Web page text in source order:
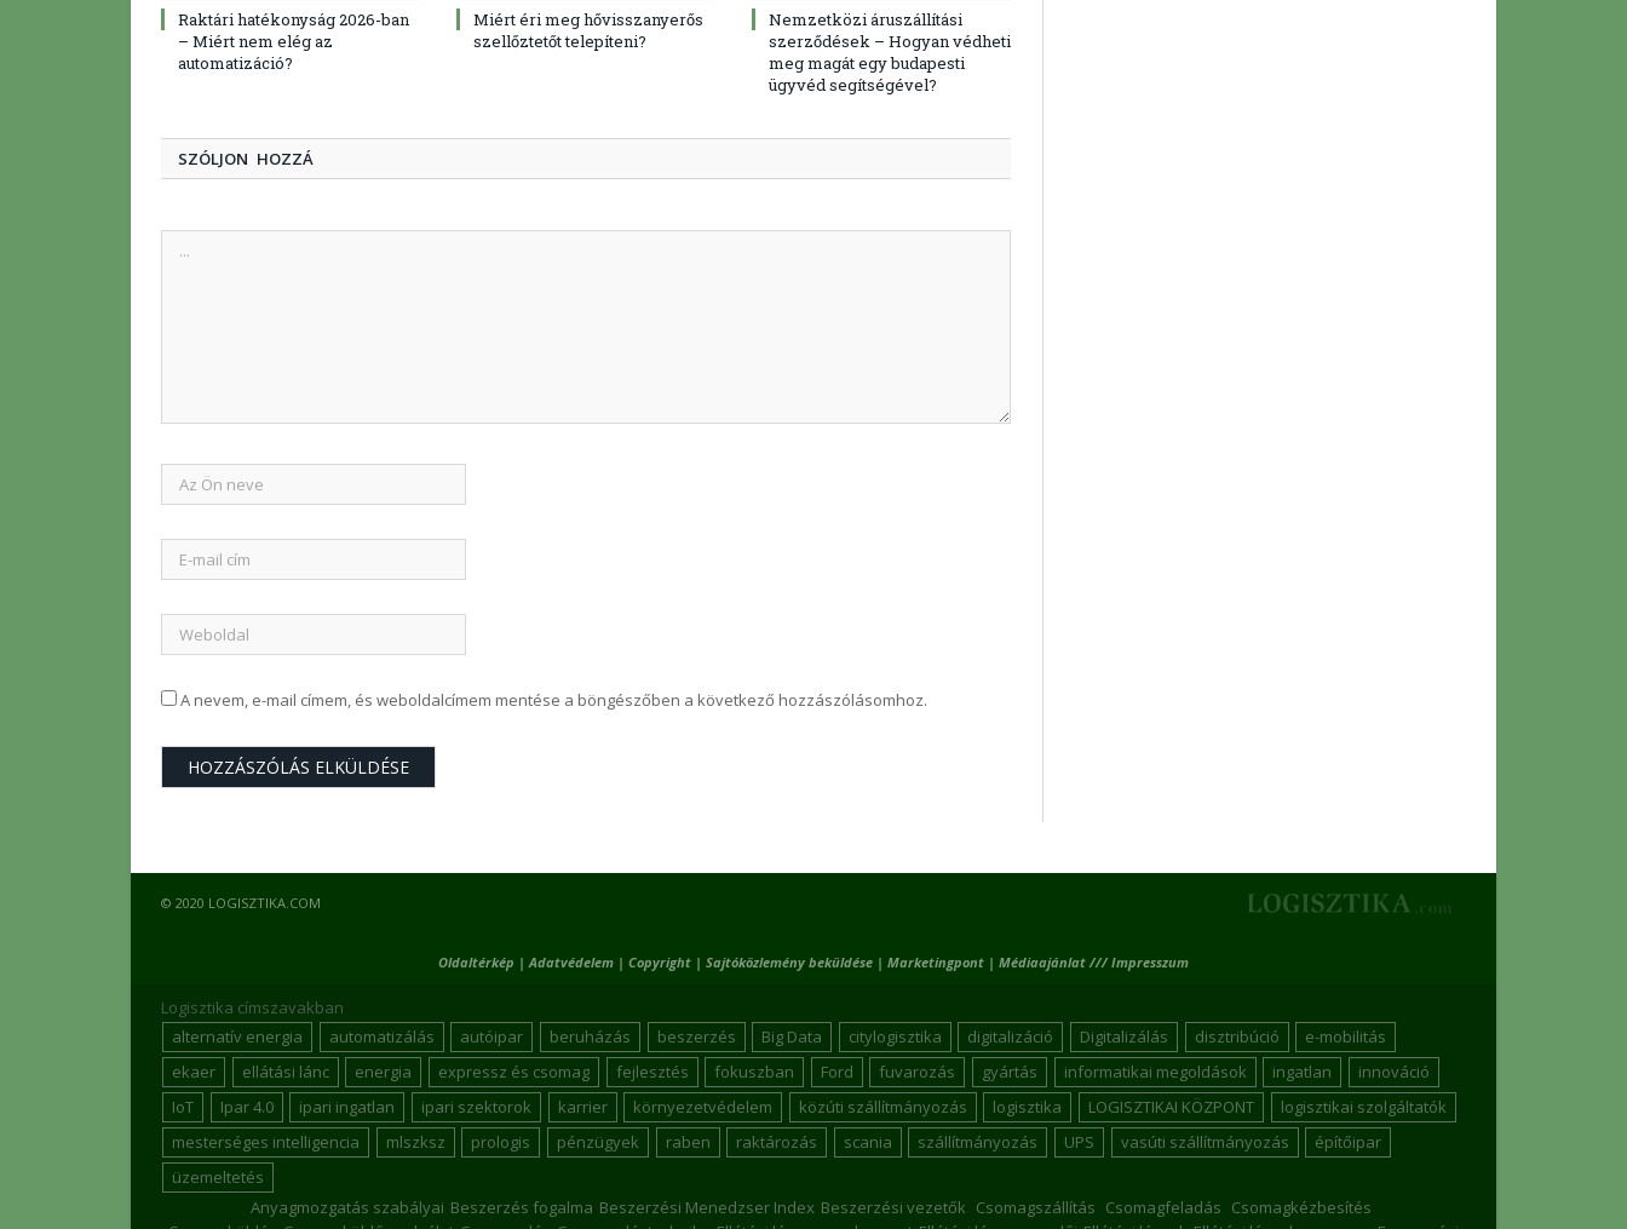
Raktári hatékonyság 2026-ban
– Miért nem elég az
automatizáció?
Miért éri meg hővisszanyerős
szellőztetőt telepíteni?
Nemzetközi áruszállítási
szerződések – Hogyan védheti
meg magát egy budapesti
ügyvéd segítségével?
SZÓLJON HOZZÁ
A nevem, e-mail címem, és weboldalcímem mentése a böngészőben a következő hozzászólásomhoz.
© 2020 LOGISZTIKA.COM
Oldaltérkép | Adatvédelem | Copyright | Sajtóközlemény beküldése | Marketingpont | Médiaajánlat /// Impresszum
Logisztika címszavakban
alternatív energia
automatizálás autóipar beruházás beszerzés Big Data citylogisztika digitalizáció Digitalizálás disztribúció
e-mobilitás
ekaer
ellátási lánc energia expressz és csomag fejlesztés fokuszban Ford fuvarozás gyártás informatikai megoldások ingatlan
innováció
IoT
Ipar 4.0 ipari ingatlan ipari szektorok karrier környezetvédelem közúti szállítmányozás logisztika LOGISZTIKAI KÖZPONT
logisztikai szolgáltatók
mesterséges intelligencia
mlszksz prologis pénzügyek raben raktározás scania szállítmányozás UPS vasúti szállítmányozás
építőipar
üzemeltetés
Anyagmozgatás szabályai Beszerzés fogalma Beszerzési Menedzser Index Beszerzési vezetők Csomagszállítás Csomagfeladás Csomagkézbesítés